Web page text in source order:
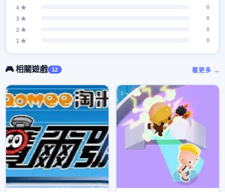
4 ★
0
3 ★
0
2 ★
0
1 ★
0
🎮 相關遊戲 12 看更多 →